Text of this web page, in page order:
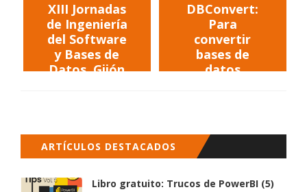
XIII Jornadas
de Ingeniería
del Software
y Bases de
Datos, Gijón
DBConvert:
Para
convertir
bases de
datos
ARTÍCULOS DESTACADOS
Libro gratuito: Trucos de PowerBI (5)